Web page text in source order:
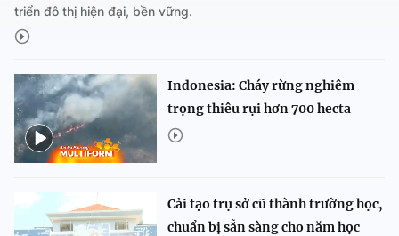
triển đô thị hiện đại, bền vững.
Indonesia: Cháy rừng nghiêm
trọng thiêu rụi hơn 700 hecta
Cải tạo trụ sở cũ thành trường học,
chuẩn bị sẵn sàng cho năm học